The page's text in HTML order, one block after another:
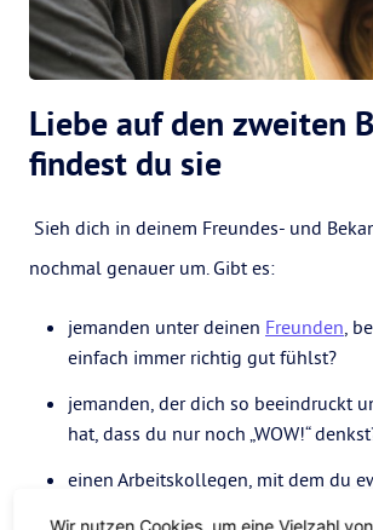
Liebe auf den zweiten
findest du sie
Sieh dich in deinem Freundes- und
nochmal genauer um. Gibt es:
jemanden unter deinen Freunden,
einfach immer richtig gut fühlst?
jemanden, der dich so beeindruckt
hat, dass du nur noch „WOW!“
einen Arbeitskollegen, mit dem du
Wir nutzen Cookies, um eine Vielzahl